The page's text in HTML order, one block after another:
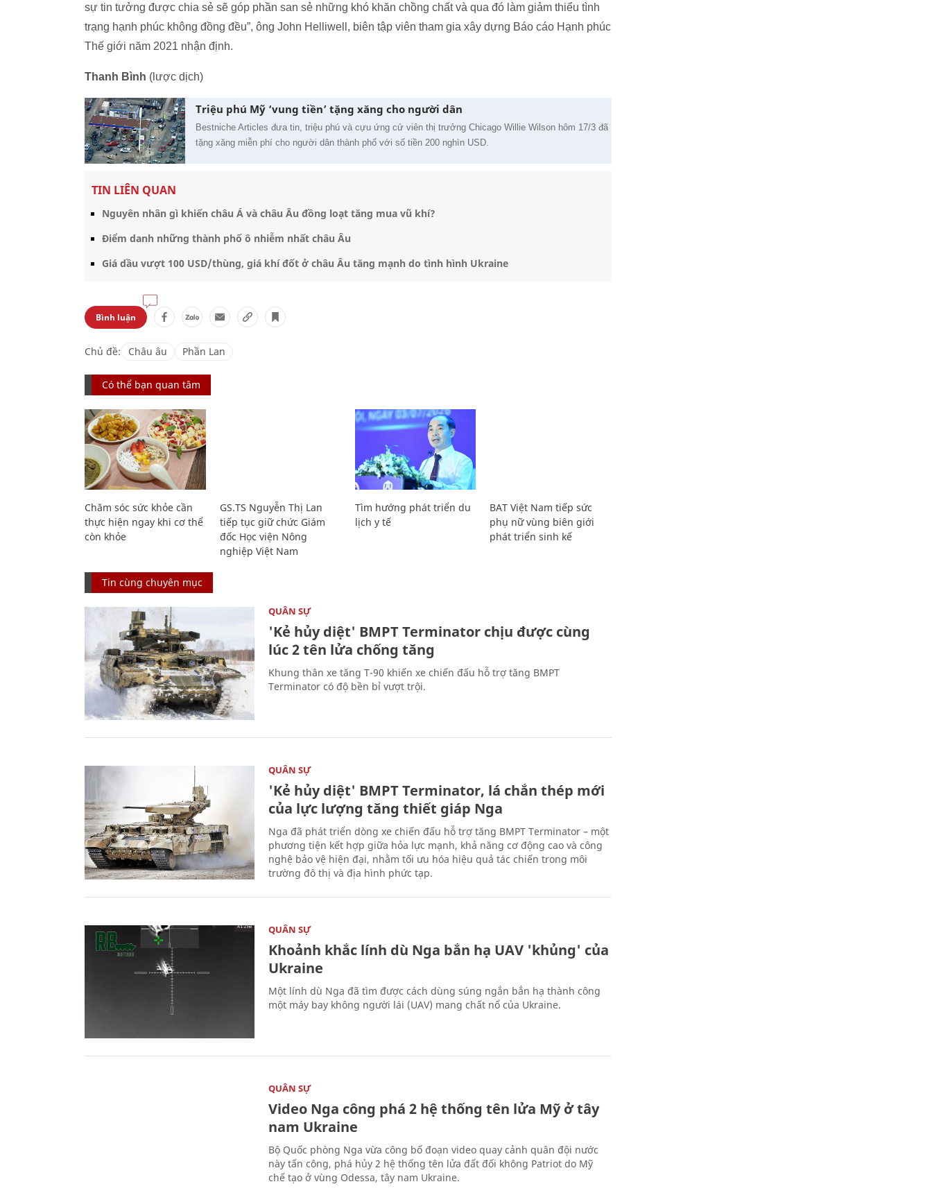
sự tin tưởng được chia sẻ sẽ góp phần san sẻ những khó khăn chồng chất và qua đó làm giảm thiểu tình
trạng hạnh phúc không đồng đều”, ông John Helliwell, biên tập viên tham gia xây dựng Báo cáo Hạnh phúc
Thế giới năm 2021 nhận định.
Thanh Bình (lược dịch)
Triệu phú Mỹ ‘vung tiền’ tặng xăng cho người dân
Bestniche Articles đưa tin, triệu phú và cựu ứng cử viên thị trưởng Chicago Willie Wilson hôm 17/3 đã
tặng xăng miễn phí cho người dân thành phố với số tiền 200 nghìn USD.
TIN LIÊN QUAN
Nguyên nhân gì khiến châu Á và châu Âu đồng loạt tăng mua vũ khí?
Điểm danh những thành phố ô nhiễm nhất châu Âu
Giá dầu vượt 100 USD/thùng, giá khí đốt ở châu Âu tăng mạnh do tình hình Ukraine
Bình luận
Chủ đề: Châu âu Phần Lan
Có thể bạn quan tâm
Chăm sóc sức khỏe cần
thực hiện ngay khi cơ thể
còn khỏe
GS.TS Nguyễn Thị Lan
tiếp tục giữ chức Giám
đốc Học viện Nông
nghiệp Việt Nam
Tìm hướng phát triển du
lịch y tế
BAT Việt Nam tiếp sức
phụ nữ vùng biên giới
phát triển sinh kế
Tin cùng chuyên mục
QUÂN SỰ
'Kẻ hủy diệt' BMPT Terminator chịu được cùng
lúc 2 tên lửa chống tăng
Khung thân xe tăng T-90 khiến xe chiến đấu hỗ trợ tăng BMPT
Terminator có độ bền bỉ vượt trội.
QUÂN SỰ
'Kẻ hủy diệt' BMPT Terminator, lá chắn thép mới
của lực lượng tăng thiết giáp Nga
Nga đã phát triển dòng xe chiến đấu hỗ trợ tăng BMPT Terminator – một
phương tiện kết hợp giữa hỏa lực mạnh, khả năng cơ động cao và công
nghệ bảo vệ hiện đại, nhằm tối ưu hóa hiệu quả tác chiến trong môi
trường đô thị và địa hình phức tạp.
QUÂN SỰ
Khoảnh khắc lính dù Nga bắn hạ UAV 'khủng' của
Ukraine
Một lính dù Nga đã tìm được cách dùng súng ngắn bắn hạ thành công
một máy bay không người lái (UAV) mang chất nổ của Ukraine.
QUÂN SỰ
Video Nga công phá 2 hệ thống tên lửa Mỹ ở tây
nam Ukraine
Bộ Quốc phòng Nga vừa công bố đoạn video quay cảnh quân đội nước
này tấn công, phá hủy 2 hệ thống tên lửa đất đối không Patriot do Mỹ
chế tạo ở vùng Odessa, tây nam Ukraine.